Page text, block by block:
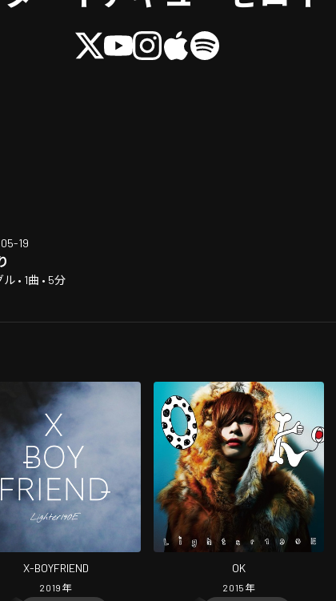
19
• 1曲 • 5分
X-BOYFRIEND
2019 年
OK
2015 年